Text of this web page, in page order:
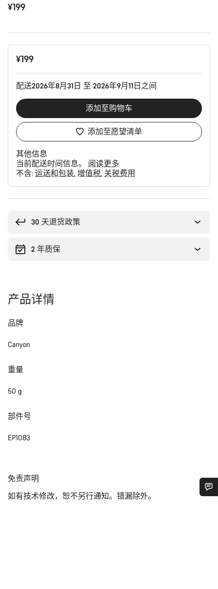
¥199
产
¥199
配送2026年8月31日 至 2026年9月11日之间
添加至购物车
添加至愿望清单
其他信息
当前配送时间信息。 阅读更多
不含: 运送和包装 增值税 关税费用
30 天退货政策
2 年质保
产品详情
品牌
Canyon
重量
50 g
部件号
EP1083
免
声
免责声明
如有技术修改，恕不另行通知。错漏除外。